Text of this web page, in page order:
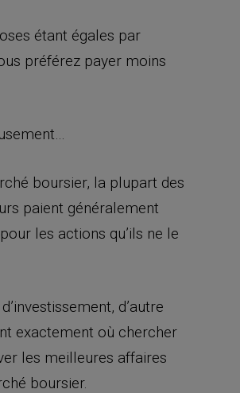
étant égales par
préférez payer moins
boursier, la plupart des
paient généralement
les actions qu’ils ne le
d’autre
exactement où chercher
les meilleures affaires
boursier.